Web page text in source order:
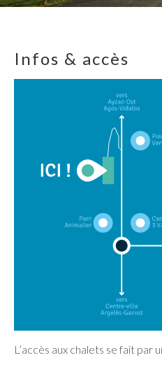
Infos & accès
L’accès aux chalets se fait